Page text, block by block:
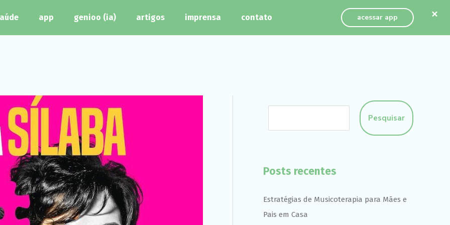
app genioo (ia) artigos imprensa contato acessar app
Pesquisar
Posts recentes
Estratégias de Musicoterapia para Mães e
Pais em Casa
×